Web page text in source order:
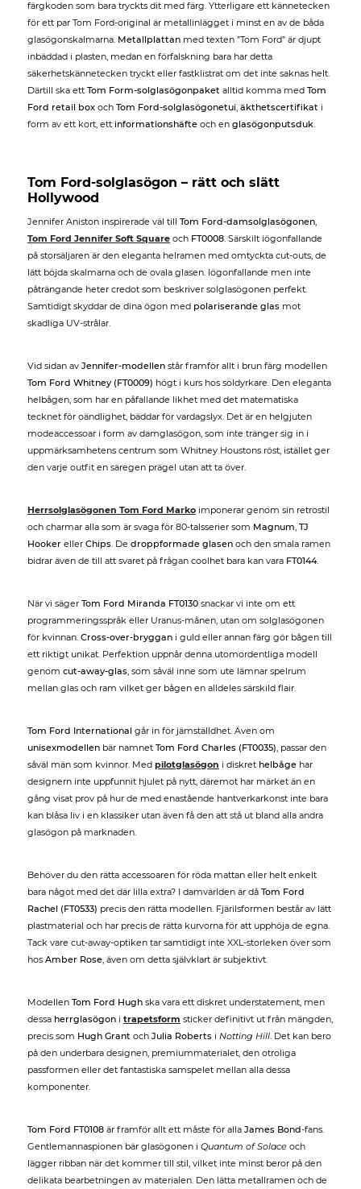
färgkoden som bara tryckts dit med färg. Ytterligare ett kännetecken
för ett par Tom Ford-original är metallinlägget i minst en av de båda
glasögonskalmarna. Metallplattan med texten ”Tom Ford” är djupt
inbäddad i plasten, medan en förfalskning bara har detta
säkerhetskännetecken tryckt eller fastklistrat om det inte saknas helt.
Därtill ska ett Tom Form-solglasögonpaket alltid komma med Tom
Ford retail box och Tom Ford-solglasögonetui, äkthetscertifikat i
form av ett kort, ett informationshäfte och en glasögonputsduk.
Tom Ford-solglasögon – rätt och slätt
Hollywood
Jennifer Aniston inspirerade väl till Tom Ford-damsolglasögonen,
Tom Ford Jennifer Soft Square och FT0008. Särskilt iögonfallande
på storsäljaren är den eleganta helramen med omtyckta cut-outs, de
lätt böjda skalmarna och de ovala glasen. Iögonfallande men inte
påträngande heter credot som beskriver solglasögonen perfekt.
Samtidigt skyddar de dina ögon med polariserande glas mot
skadliga UV-strålar.
Vid sidan av Jennifer-modellen står framför allt i brun färg modellen
Tom Ford Whitney (FT0009) högt i kurs hos soldyrkare. Den eleganta
helbågen, som har en påfallande likhet med det matematiska
tecknet för oändlighet, bäddar för vardagslyx. Det är en helgjuten
modeaccessoar i form av damglasögon, som inte tränger sig in i
uppmärksamhetens centrum som Whitney Houstons röst, istället ger
den varje outfit en säregen prägel utan att ta över.
Herrsolglasögonen Tom Ford Marko imponerar genom sin retrostil
och charmar alla som är svaga för 80-talsserier som Magnum, TJ
Hooker eller Chips. De droppformade glasen och den smala ramen
bidrar även de till att svaret på frågan coolhet bara kan vara FT0144.
När vi säger Tom Ford Miranda FT0130 snackar vi inte om ett
programmeringsspråk eller Uranus-månen, utan om solglasögonen
för kvinnan. Cross-over-bryggan i guld eller annan färg gör bågen till
ett riktigt unikat. Perfektion uppnår denna utomordentliga modell
genom cut-away-glas, som såväl inne som ute lämnar spelrum
mellan glas och ram vilket ger bågen en alldeles särskild flair.
Tom Ford International går in för jämställdhet. Även om
unisexmodellen bär namnet Tom Ford Charles (FT0035), passar den
såväl män som kvinnor. Med pilotglasögon i diskret helbåge har
designern inte uppfunnit hjulet på nytt, däremot har märket än en
gång visat prov på hur de med enastående hantverkarkonst inte bara
kan blåsa liv i en klassiker utan även få den att stå ut bland alla andra
glasögon på marknaden.
Behöver du den rätta accessoaren för röda mattan eller helt enkelt
bara något med det där lilla extra? I damvärlden är då Tom Ford
Rachel (FT0533) precis den rätta modellen. Fjärilsformen består av lätt
plastmaterial och har precis de rätta kurvorna för att upphöja de egna.
Tack vare cut-away-optiken tar samtidigt inte XXL-storleken över som
hos Amber Rose, även om detta självklart är subjektivt.
Modellen Tom Ford Hugh ska vara ett diskret understatement, men
dessa herrglasögon i trapetsform sticker definitivt ut från mängden,
precis som Hugh Grant och Julia Roberts i Notting Hill. Det kan bero
på den underbara designen, premiummaterialet, den otroliga
passformen eller det fantastiska samspelet mellan alla dessa
komponenter.
Tom Ford FT0108 är framför allt ett måste för alla James Bond-fans.
Gentlemannaspionen bär glasögonen i Quantum of Solace och
lägger ribban när det kommer till stil, vilket inte minst beror på den
delikata bearbetningen av materialen. Den lätta metallramen och de